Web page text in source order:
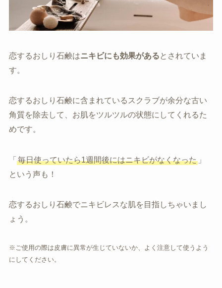
恋するおしり石鹸はニキビにも効果があるとされていま
す。
恋するおしり石鹸に含まれているスクラブが余分な古い
角質を除去して、お肌をツルツルの状態にしてくれるた
めです。
「毎日使っていたら1週間後にはニキビがなくなった」
という声も！
恋するおしり石鹸でニキビレスな肌を目指しちゃいまし
ょう。
※ご使用の際は皮膚に異常が生じていないか、よく注意して使うよう
にしてください。